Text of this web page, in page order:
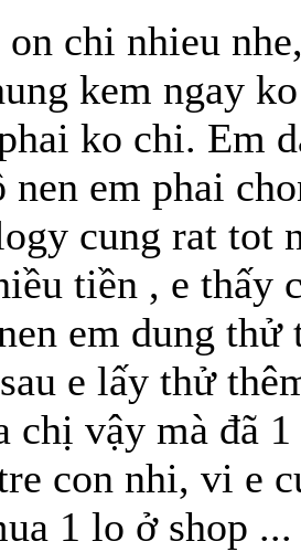
on chi nhieu
kem ngay
ko chi. Em
nen em phai
cung rat tot
tiền , e thấy
em dung
e lấy thử
chị vậy mà đã
con nhi, vi e
1 lo ở shop ...